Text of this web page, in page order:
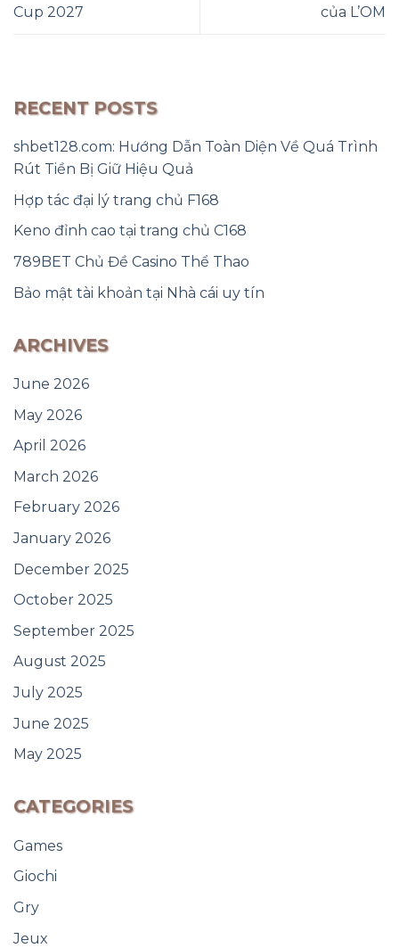
Cup 2027
của L’OM
RECENT POSTS
shbet128.com: Hướng Dẫn Toàn Diện Về Quá Trình
Rút Tiền Bị Giữ Hiệu Quả
Hợp tác đại lý trang chủ F168
Keno đỉnh cao tại trang chủ C168
789BET Chủ Đề Casino Thể Thao
Bảo mật tài khoản tại Nhà cái uy tín
ARCHIVES
June 2026
May 2026
April 2026
March 2026
February 2026
January 2026
December 2025
October 2025
September 2025
August 2025
July 2025
June 2025
May 2025
CATEGORIES
Games
Giochi
Gry
Jeux